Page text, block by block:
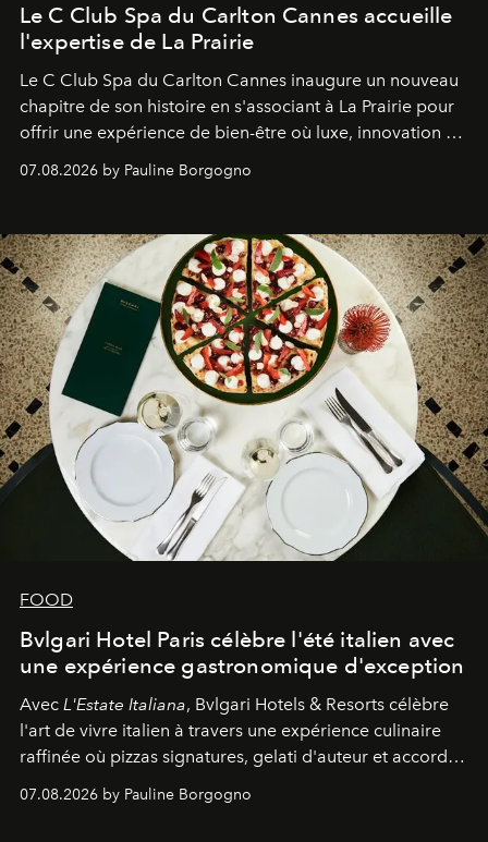
Le C Club Spa du Carlton Cannes accueille
l'expertise de La Prairie
Le C Club Spa du Carlton Cannes inaugure un nouveau
chapitre de son histoire en s'associant à La Prairie pour
offrir une expérience de bien-être où luxe, innovation et
07.08.2026 by Pauline Borgogno
FOOD
Bvlgari Hotel Paris célèbre l'été italien avec
une expérience gastronomique d'exception
Avec L'Estate Italiana, Bvlgari Hotels & Resorts célèbre
l'art de vivre italien à travers une expérience culinaire
raffinée où pizzas signatures, gelati d'auteur et accords
07.08.2026 by Pauline Borgogno